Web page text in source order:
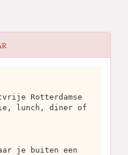
Rotterdamse
lunch, diner of
je buiten een